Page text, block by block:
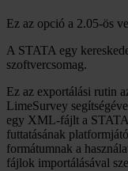
Ez az opció a 2.05-ös
A STATA egy
szoftvercsomag.
Ez az exportálási rutin
LimeSurvey
egy XML-fájlt a
futtatásának
formátumnak a
fájlok importálásával